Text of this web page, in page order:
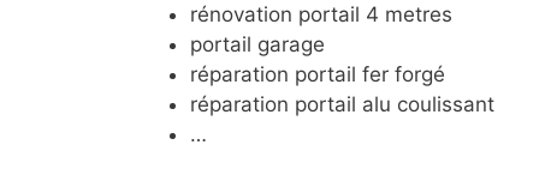
rénovation portail 4 metres
portail garage
réparation portail fer forgé
réparation portail alu coulissant
…